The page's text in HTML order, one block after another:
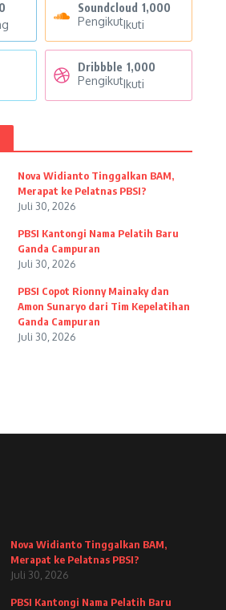
Soundcloud 1,000
PengikutIkuti
Dribbble 1,000
PengikutIkuti
Nova Widianto Tinggalkan BAM,
Merapat ke Pelatnas PBSI?
Juli 30, 2026
PBSI Kantongi Nama Pelatih Baru
Ganda Campuran
Juli 30, 2026
PBSI Copot Rionny Mainaky dan
Amon Sunaryo dari Tim Kepelatihan
Ganda Campuran
Juli 30, 2026
Nova Widianto Tinggalkan BAM,
Merapat ke Pelatnas PBSI?
Juli 30, 2026
PBSI Kantongi Nama Pelatih Baru